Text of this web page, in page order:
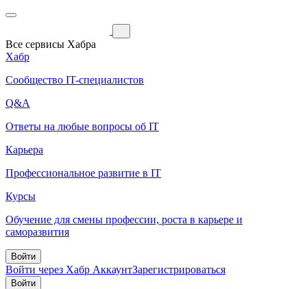
Все сервисы Хабра
Хабр
Сообщество IT-специалистов
Q&A
Ответы на любые вопросы об IT
Карьера
Профессиональное развитие в IT
Курсы
Обучение для смены профессии, роста в карьере и
саморазвития
Войти
Войти через Хабр АккаунтЗарегистрироваться
Войти